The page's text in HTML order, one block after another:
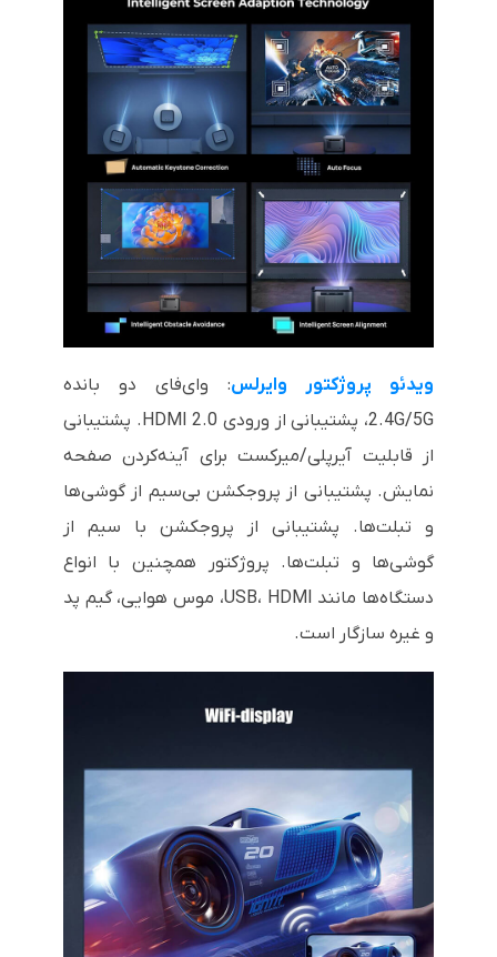
ویدئو پروژکتور وایرلس: وای‌فای دو بانده
2.4G/5G، پشتیبانی از ورودی HDMI 2.0. پشتیبانی
از قابلیت آیرپلی/میرکست برای آینه‌کردن صفحه
نمایش. پشتیبانی از پروجکشن بی‌سیم از گوشی‌ها
و تبلت‌ها. پشتیبانی از پروجکشن با سیم از
گوشی‌ها و تبلت‌ها. پروژکتور همچنین با انواع
دستگاه‌ها مانند USB، HDMI، موس هوایی، گیم پد
و غیره سازگار است.